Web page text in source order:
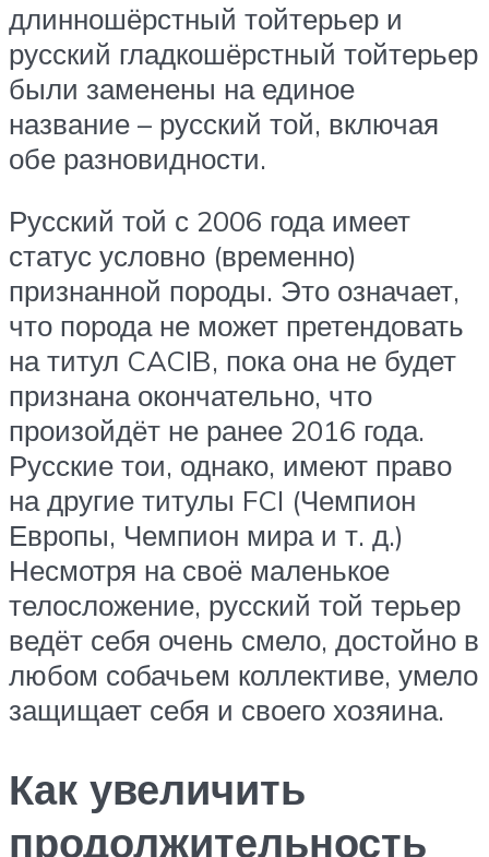
длинношёрстный тойтерьер и
русский гладкошёрстный тойтерьер
были заменены на единое
название – русский той, включая
обе разновидности.
Русский той с 2006 года имеет
статус условно (временно)
признанной породы. Это означает,
что порода не может претендовать
на титул CACIB, пока она не будет
признана окончательно, что
произойдёт не ранее 2016 года.
Русские тои, однако, имеют право
на другие титулы FCI (Чемпион
Европы, Чемпион мира и т. д.)
Несмотря на своё маленькое
телосложение, русский той терьер
ведёт себя очень смело, достойно в
любом собачьем коллективе, умело
защищает себя и своего хозяина.
Как увеличить
продолжительность